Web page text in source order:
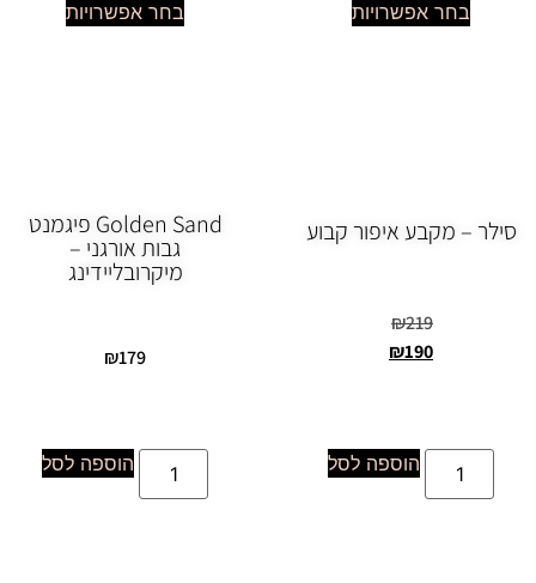
בחר אפשרויות בחר אפשרויות
סילר – מקבע איפור קבוע
₪219
₪190
הוספה לסל
Golden Sand פיגמנט
גבות אורגני –
מיקרובליידינג
₪179
הוספה לסל